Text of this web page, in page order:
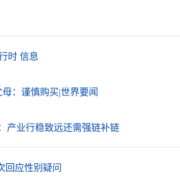
时 信息
：谨慎购买|世界要闻
产业行稳致远还需强链补链
回应性别疑问